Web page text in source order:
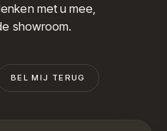
met u mee,
showroom.
BEL MIJ TERUG